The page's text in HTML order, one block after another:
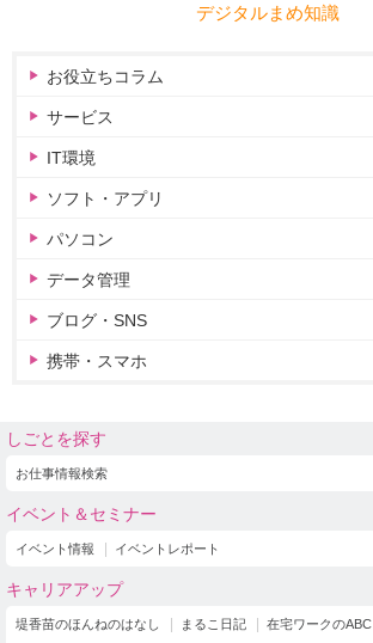
デジタルまめ知識
お役立ちコラム
サービス
IT環境
ソフト・アプリ
パソコン
データ管理
ブログ・SNS
携帯・スマホ
しごとを探す
お仕事情報検索
イベント＆セミナー
イベント情報 イベントレポート
キャリアアップ
堤香苗のほんねのはなし まるこ日記 在宅ワークのABC